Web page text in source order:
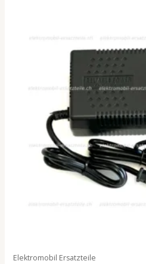
Elektromobil Ersatzteile